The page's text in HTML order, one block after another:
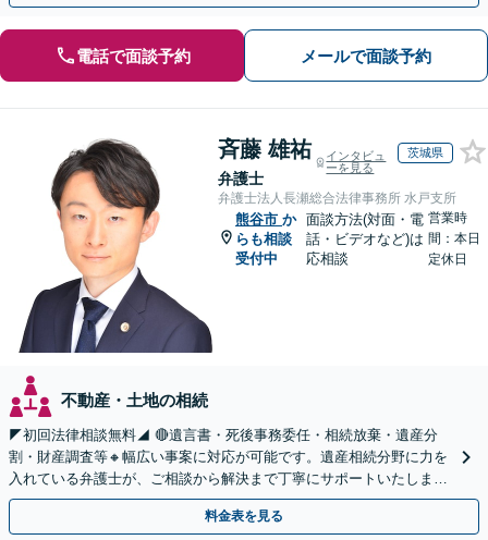
電話で面談予約 メールで面談予約
斉藤 雄祐
弁護士
インタビュ
ーを見る
茨城県
弁護士法人長瀬総合法律事務所 水戸支所
熊谷市 か
らも相談
受付中
面談方法(対面・電
話・ビデオなど)は
応相談
営業時
間：本日
定休日
不動産・土地の相続
◤初回法律相談無料◢ 🔴遺言書・死後事務委任・相続放棄・遺産分
割・財産調査等🔸幅広い事案に対応が可能です。遺産相続分野に力を
入れている弁護士が、ご相談から解決まで丁寧にサポートいたしま
す。まずはじっくりとお話ししてください。
料金表を見る